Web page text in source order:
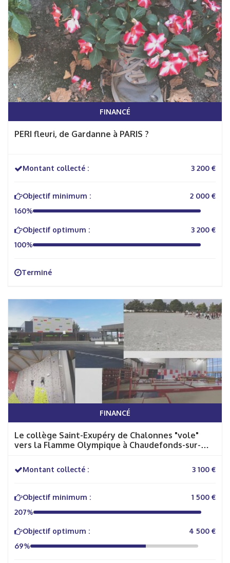
FINANCÉ
PERI fleuri, de Gardanne à PARIS ?
Montant collecté : 3 200 €
Objectif minimum :
2 000 €
160%
Objectif optimum :
3 200 €
100%
Terminé
FINANCÉ
Le collège Saint-Exupéry de Chalonnes "vole"
vers la Flamme Olympique à Chaudefonds-sur-
Montant collecté : 3 100 €
Objectif minimum :
1 500 €
207%
Objectif optimum :
4 500 €
69%